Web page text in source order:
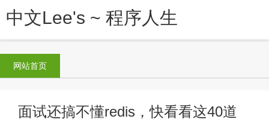
中文Lee's ~ 程序人生
网站首页
面试还搞不懂redis，快看看这40道